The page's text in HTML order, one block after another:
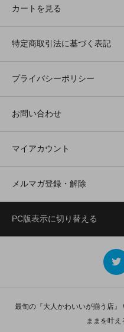
カートを見る
特定商取引法に基づく表記
プライバシーポリシー
お問い合わせ
マイアカウント
メルマガ登録・解除
PC版表示に切り替える
最旬の『大人かわいいが揃う店
ままを叶え